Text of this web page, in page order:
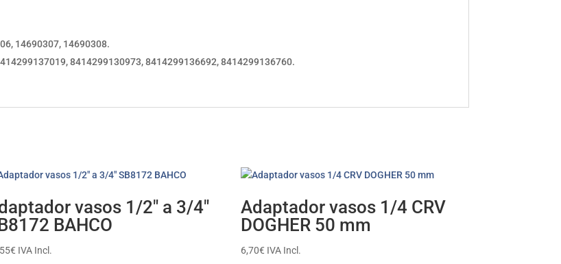
14690307, 14690308.
8414299130973, 8414299136692, 8414299136760.
vasos 1/2″ a 3/4″
BAHCO
€ IVA Incl.
Adaptador vasos 1/4 CRV
DOGHER 50 mm
6,70€ IVA Incl.